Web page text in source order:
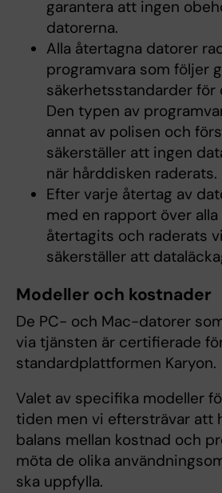
garantera att ingen
datorerna.
Alla återtagna datorer
programvara som följer
säkerhetsstandarder
Den typen av
annat av polisen och
säkerställer att ingen
när hårddisken raderats.
Efter varje återtag av
med en rapport över
återtagits och raderats
säkerställer att
Modeller och kostnader
De PC- och Mac-datorer
via tjänsten är certifierade
standardplattformen Karyon.
Valet av specifika modeller
tiden men vi eftersträvar att
balans mellan kostnad och
möta de olika
ska uppfylla.